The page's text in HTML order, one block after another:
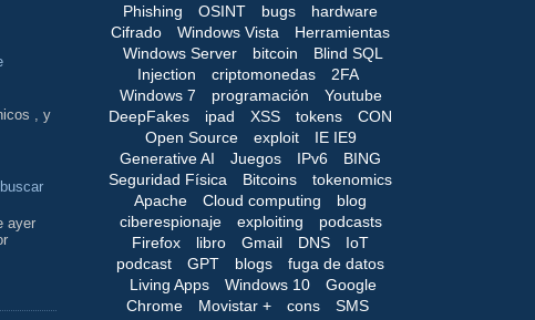
, y
ayer
Phishing
OSINT bugs
hardware
Cifrado
Windows Vista
Herramientas
Windows Server
bitcoin
Blind SQL
Injection
criptomonedas
2FA
Windows 7
programación
Youtube
DeepFakes
ipad XSS tokens
CON
Open Source
exploit
IE IE9
Generative AI
Juegos IPv6
BING
Seguridad Física
Bitcoins
tokenomics
Apache
Cloud computing
blog
ciberespionaje
exploiting
podcasts
Firefox
libro Gmail DNS
IoT
podcast
GPT blogs
fuga de datos
Living Apps
Windows 10
Google
Chrome
Movistar + cons
SMS